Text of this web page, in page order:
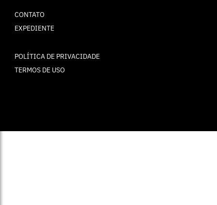
CONTATO
EXPEDIENTE
POLÍTICA DE PRIVACIDADE
TERMOS DE USO